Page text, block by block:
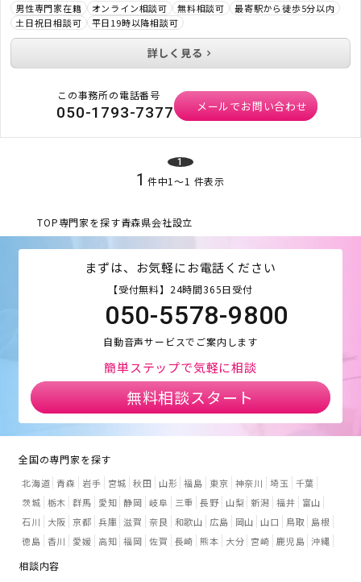
男性専門家在籍 オンライン相談可 無料相談可
最寄駅から徒歩5分以内
土日祝日相談可
平日19時以降相談可
詳しく見る
この事務所の電話番号
050-1793-7377 メールでお問い合わせ
1
1 件中1〜1 件表示
TOP専門家を探す青森県会社設立
まずは、お気軽にお電話ください
【受付無料】24時間365日受付
050-5578-9800
自動音声サービスでご案内します
簡単ステップで気軽に相談
無料相談スタート
全国の専門家を探す
北海道 青森 岩手 宮城 秋田 山形 福島 東京 神奈川 埼玉
千葉
茨城 栃木 群馬 愛知 静岡 岐阜 三重 長野 山梨 新潟 福井
富山
石川
大阪 京都 兵庫 滋賀 奈良 和歌山 広島 岡山 山口 鳥取
島根
徳島 香川 愛媛 高知 福岡 佐賀 長崎 熊本 大分 宮崎 鹿児島 沖縄
相談内容